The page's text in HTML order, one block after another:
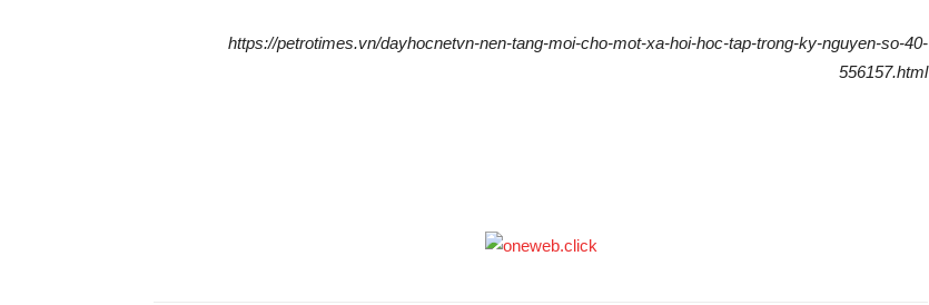
https://petrotimes.vn/dayhocnetvn-nen-tang-moi-cho-mot-xa-hoi-hoc-tap-trong-ky-nguyen-so-40-
556157.html